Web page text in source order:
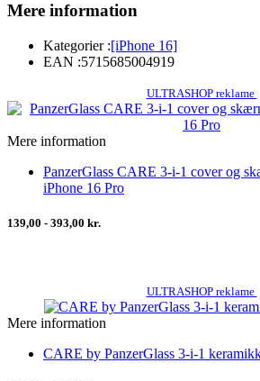
Mere information
Kategorier :[iPhone 16]
EAN :5715685004919
ULTRASHOP reklame
Mere information
PanzerGlass CARE 3-i-1 cover og
iPhone 16 Pro
139,00 - 393,00 kr.
ULTRASHOP reklame
Mere information
CARE by PanzerGlass 3-i-1